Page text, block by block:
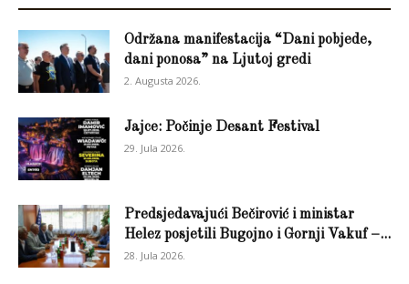
Održana manifestacija “Dani pobjede,
dani ponosa” na Ljutoj gredi
2. Augusta 2026.
Jajce: Počinje Desant Festival
29. Jula 2026.
Predsjedavajući Bečirović i ministar
Helez posjetili Bugojno i Gornji Vakuf –...
28. Jula 2026.